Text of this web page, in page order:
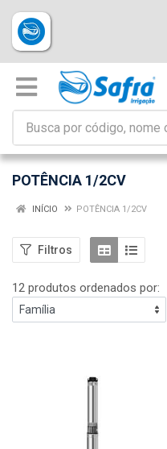
POTÊNCIA 1/2CV
INÍCIO POTÊNCIA 1/2CV
Filtros
12 produtos ordenados por: